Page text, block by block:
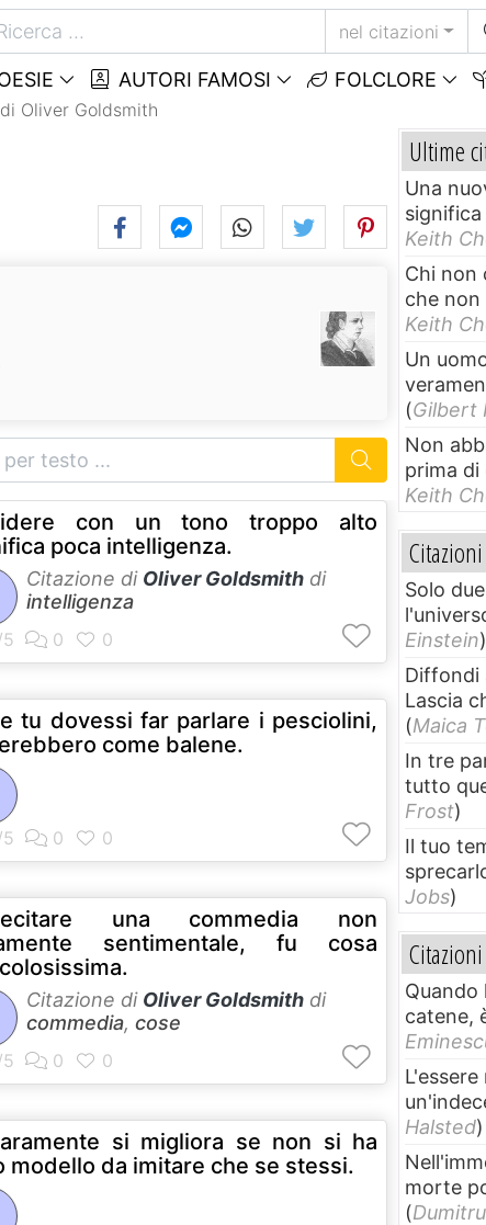
nel citazioni
AUTORI FAMOSI FOLCLORE
Oliver Goldsmith
con un tono troppo alto
poca intelligenza.
Citazione di Oliver Goldsmith di
intelligenza
tu dovessi far parlare i pesciolini,
come balene.
una commedia non
sentimentale, fu cosa
Citazione di Oliver Goldsmith di
commedia, cose
si migliora se non si ha
modello da imitare che se stessi.
Ultime
Una
Keith
Chi non
che non
Keith
Un
(Gilbert
Non
prima di
Keith
Solo
Einstein)
Diffondi
Lascia
(Maica
In tre
tutto
Frost)
Il tuo
Jobs)
Quando
catene,
Halsted)
morte
(